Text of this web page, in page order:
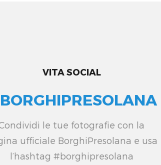
VITA SOCIAL
BORGHIPRESOLANA
le tue fotografie con la
ufficiale BorghiPresolana e usa
l’hashtag #borghipresolana